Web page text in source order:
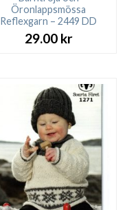
Öronlappsmössa
Reflexgarn – 2449 DD
29.00 kr